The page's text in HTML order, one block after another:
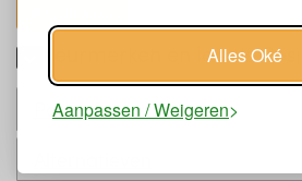
Alles Oké
Aanpassen / Weigeren
Keurmerken en labels
Past bij